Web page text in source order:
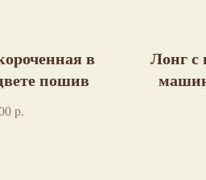
в
пошив
р.
Лонг с